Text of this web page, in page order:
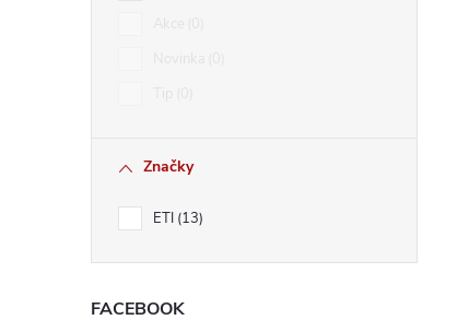
n
Značky
ETI 13
FACEBOOK